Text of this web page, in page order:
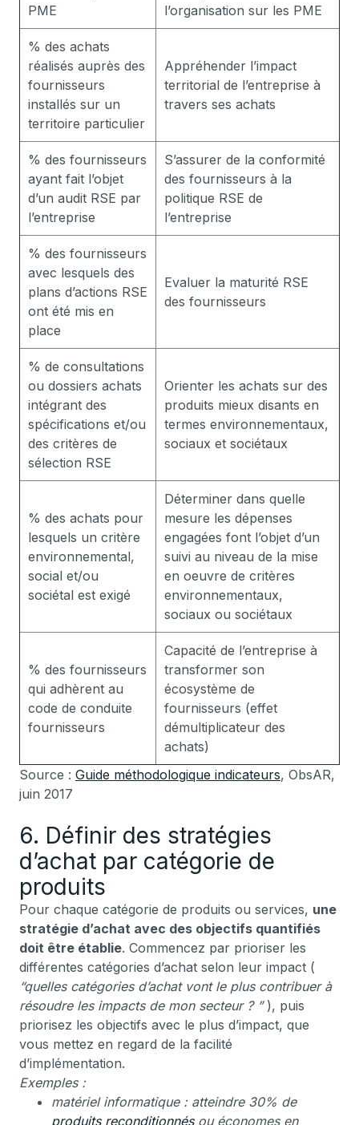
PME
l’organisation sur les PME
% des achats
réalisés auprès des
fournisseurs
installés sur un
territoire particulier
Appréhender l’impact
territorial de l’entreprise à
travers ses achats
% des fournisseurs
ayant fait l’objet
d’un audit RSE par
l’entreprise
S’assurer de la conformité
des fournisseurs à la
politique RSE de
l’entreprise
% des fournisseurs
avec lesquels des
plans d’actions RSE
ont été mis en
place
Evaluer la maturité RSE
des fournisseurs
% de consultations
ou dossiers achats
intégrant des
spécifications et/ou
des critères de
sélection RSE
Orienter les achats sur des
produits mieux disants en
termes environnementaux,
sociaux et sociétaux
% des achats pour
lesquels un critère
environnemental,
social et/ou
sociétal est exigé
Déterminer dans quelle
mesure les dépenses
engagées font l’objet d’un
suivi au niveau de la mise
en oeuvre de critères
environnementaux,
sociaux ou sociétaux
% des fournisseurs
qui adhèrent au
code de conduite
fournisseurs
Capacité de l’entreprise à
transformer son
écosystème de
fournisseurs (effet
démultiplicateur des
achats)
Source : Guide méthodologique indicateurs, ObsAR,
juin 2017
6. Définir des stratégies
d’achat par catégorie de
produits
Pour chaque catégorie de produits ou services, une
stratégie d’achat avec des objectifs quantifiés
doit être établie. Commencez par prioriser les
différentes catégories d’achat selon leur impact (
“quelles catégories d’achat vont le plus contribuer à
résoudre les impacts de mon secteur ? ” ), puis
priorisez les objectifs avec le plus d’impact, que
vous mettez en regard de la facilité
d’implémentation.
Exemples :
matériel informatique : atteindre 30% de
produits reconditionnésou économes en